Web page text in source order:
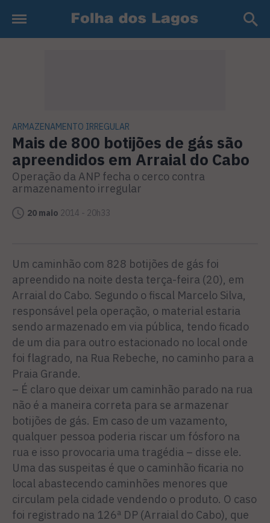
ARMAZENAMENTO IRREGULAR
Mais de 800 botijões de gás são
apreendidos em Arraial do Cabo
Operação da ANP fecha o cerco contra
armazenamento irregular
20 maio 2014 - 20h33
Um caminhão com 828 botijões de gás foi
apreendido na noite desta terça-feira (20), em
Arraial do Cabo. Segundo o fiscal Marcelo Silva,
responsável pela operação, o material estaria
sendo armazenado em via pública, tendo ficado
de um dia para outro estacionado no local onde
foi flagrado, na Rua Rebeche, no caminho para a
Praia Grande.
– É claro que deixar um caminhão parado na rua
não é a maneira correta para se armazenar
botijões de gás. Em caso de um vazamento,
qualquer pessoa poderia riscar um fósforo na
rua e isso provocaria uma tragédia – disse ele.
Uma das suspeitas é que o caminhão ficaria no
local abastecendo caminhões menores que
circulam pela cidade vendendo o produto. O caso
foi registrado na 126ª DP (Arraial do Cabo), que